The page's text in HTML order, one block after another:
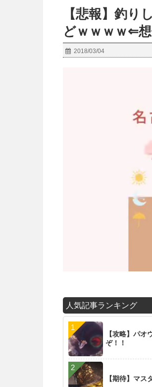
【悲報】釣
どｗｗｗｗ⇐
2018/03/04
人気記事ランキング
【攻略】パ
ぞ！！
【期待】マ